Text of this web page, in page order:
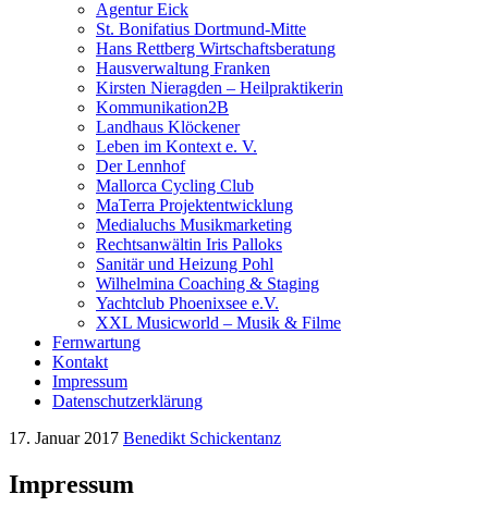
Agentur Eick
St. Bonifatius Dortmund-Mitte
Hans Rettberg Wirtschaftsberatung
Hausverwaltung Franken
Kirsten Nieragden – Heilpraktikerin
Kommunikation2B
Landhaus Klöckener
Leben im Kontext e. V.
Der Lennhof
Mallorca Cycling Club
MaTerra Projektentwicklung
Medialuchs Musikmarketing
Rechtsanwältin Iris Palloks
Sanitär und Heizung Pohl
Wilhelmina Coaching & Staging
Yachtclub Phoenixsee e.V.
XXL Musicworld – Musik & Filme
Fernwartung
Kontakt
Impressum
Datenschutzerklärung
17. Januar 2017 Benedikt Schickentanz
Impressum